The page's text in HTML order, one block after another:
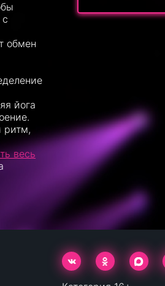
обмен
йога
ритм,
весь